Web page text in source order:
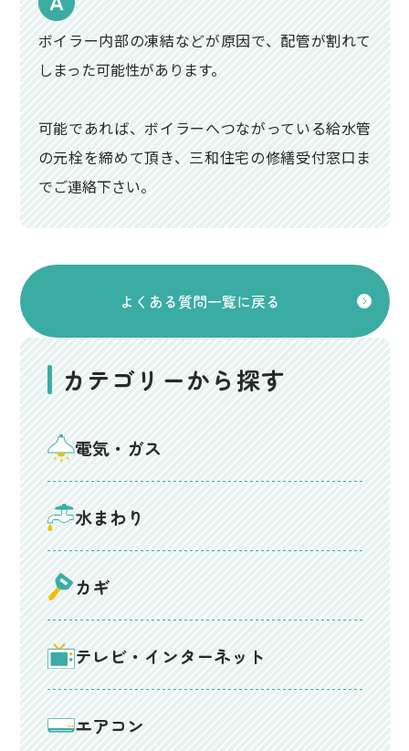
ボイラー内部の凍結などが原因で、配管が割れて
しまった可能性があります。
可能であれば、ボイラーへつながっている給水管
の元栓を締めて頂き、三和住宅の修繕受付窓口ま
でご連絡下さい。
よくある質問一覧に戻る
カテゴリーから探す
電気・ガス
水まわり
カギ
テレビ・インターネット
エアコン